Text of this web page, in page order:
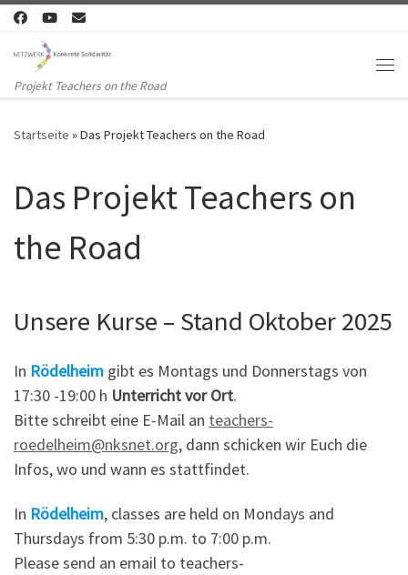
Zum Inhalt springen
Projekt Teachers on the Road
Startseite »Das Projekt Teachers on the Road
Das Projekt Teachers on
the Road
Unsere Kurse – Stand Oktober 2025
In Rödelheim gibt es Montags und Donnerstags von
17:30 -19:00 h Unterrichtvor Ort.
Bitte schreibt eine E-Mail an teachers-
roedelheim@nksnet.org, dann schicken wir Euch die
Infos, wo und wann es stattfindet.
In Rödelheim, classes are held on Mondays and
Thursdays from 5:30 p.m. to 7:00 p.m.
Please send an email to teachers-